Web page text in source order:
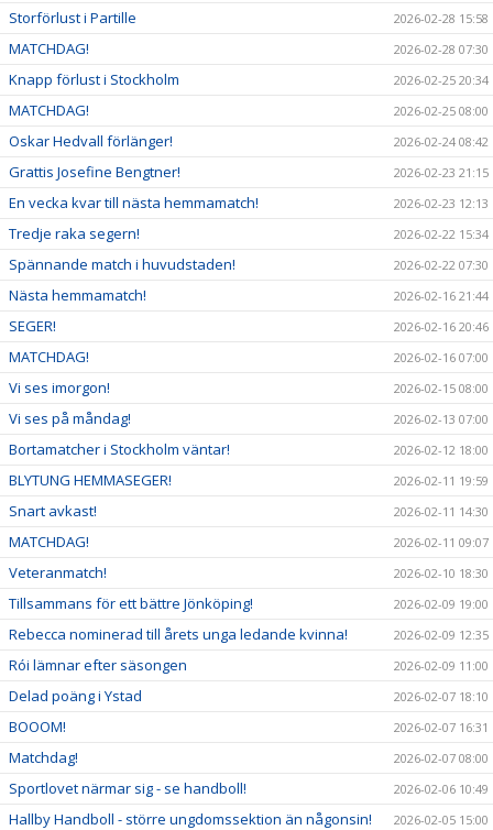
Storförlust i Partille 2026-02-28 15:58
MATCHDAG! 2026-02-28 07:30
Knapp förlust i Stockholm 2026-02-25 20:34
MATCHDAG! 2026-02-25 08:00
Oskar Hedvall förlänger! 2026-02-24 08:42
Grattis Josefine Bengtner! 2026-02-23 21:15
En vecka kvar till nästa hemmamatch! 2026-02-23 12:13
Tredje raka segern! 2026-02-22 15:34
Spännande match i huvudstaden! 2026-02-22 07:30
Nästa hemmamatch! 2026-02-16 21:44
SEGER! 2026-02-16 20:46
MATCHDAG! 2026-02-16 07:00
Vi ses imorgon! 2026-02-15 08:00
Vi ses på måndag! 2026-02-13 07:00
Bortamatcher i Stockholm väntar! 2026-02-12 18:00
BLYTUNG HEMMASEGER! 2026-02-11 19:59
Snart avkast! 2026-02-11 14:30
MATCHDAG! 2026-02-11 09:07
Veteranmatch! 2026-02-10 18:30
Tillsammans för ett bättre Jönköping! 2026-02-09 19:00
Rebecca nominerad till årets unga ledande kvinna! 2026-02-09 12:35
Rói lämnar efter säsongen 2026-02-09 11:00
Delad poäng i Ystad 2026-02-07 18:10
BOOOM! 2026-02-07 16:31
Matchdag! 2026-02-07 08:00
Sportlovet närmar sig - se handboll! 2026-02-06 10:49
Hallby Handboll - större ungdomssektion än någonsin! 2026-02-05 15:00